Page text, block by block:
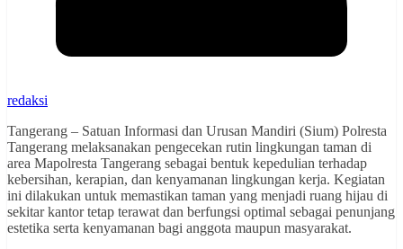
redaksi
Tangerang – Satuan Informasi dan Urusan Mandiri (Sium) Polresta
Tangerang melaksanakan pengecekan rutin lingkungan taman di
area Mapolresta Tangerang sebagai bentuk kepedulian terhadap
kebersihan, kerapian, dan kenyamanan lingkungan kerja. Kegiatan
ini dilakukan untuk memastikan taman yang menjadi ruang hijau di
sekitar kantor tetap terawat dan berfungsi optimal sebagai penunjang
estetika serta kenyamanan bagi anggota maupun masyarakat.